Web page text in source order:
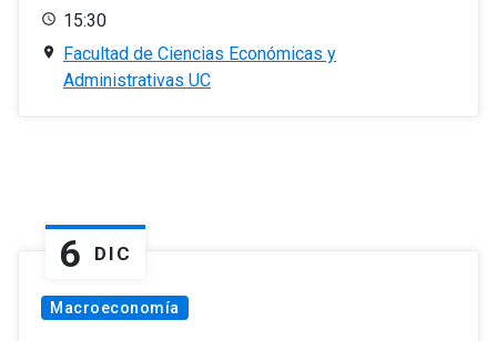
15:30
Facultad de Ciencias Económicas y
Administrativas UC
6 DIC
Macroeconomía